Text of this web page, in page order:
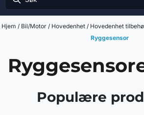
Hjem / Bil/Motor / Hovedenhet / Hovedenhet
Ryggesensor
Populære